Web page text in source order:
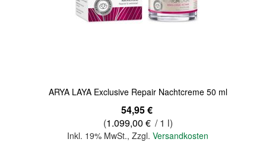
ARYA LAYA Exclusive Repair Nachtcreme 50 ml
54,95 €
(1.099,00 € / 1 l)
Inkl. 19% MwSt.,Zzgl.Versandkosten